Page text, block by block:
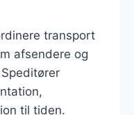
transport
afsendere og
til tiden.